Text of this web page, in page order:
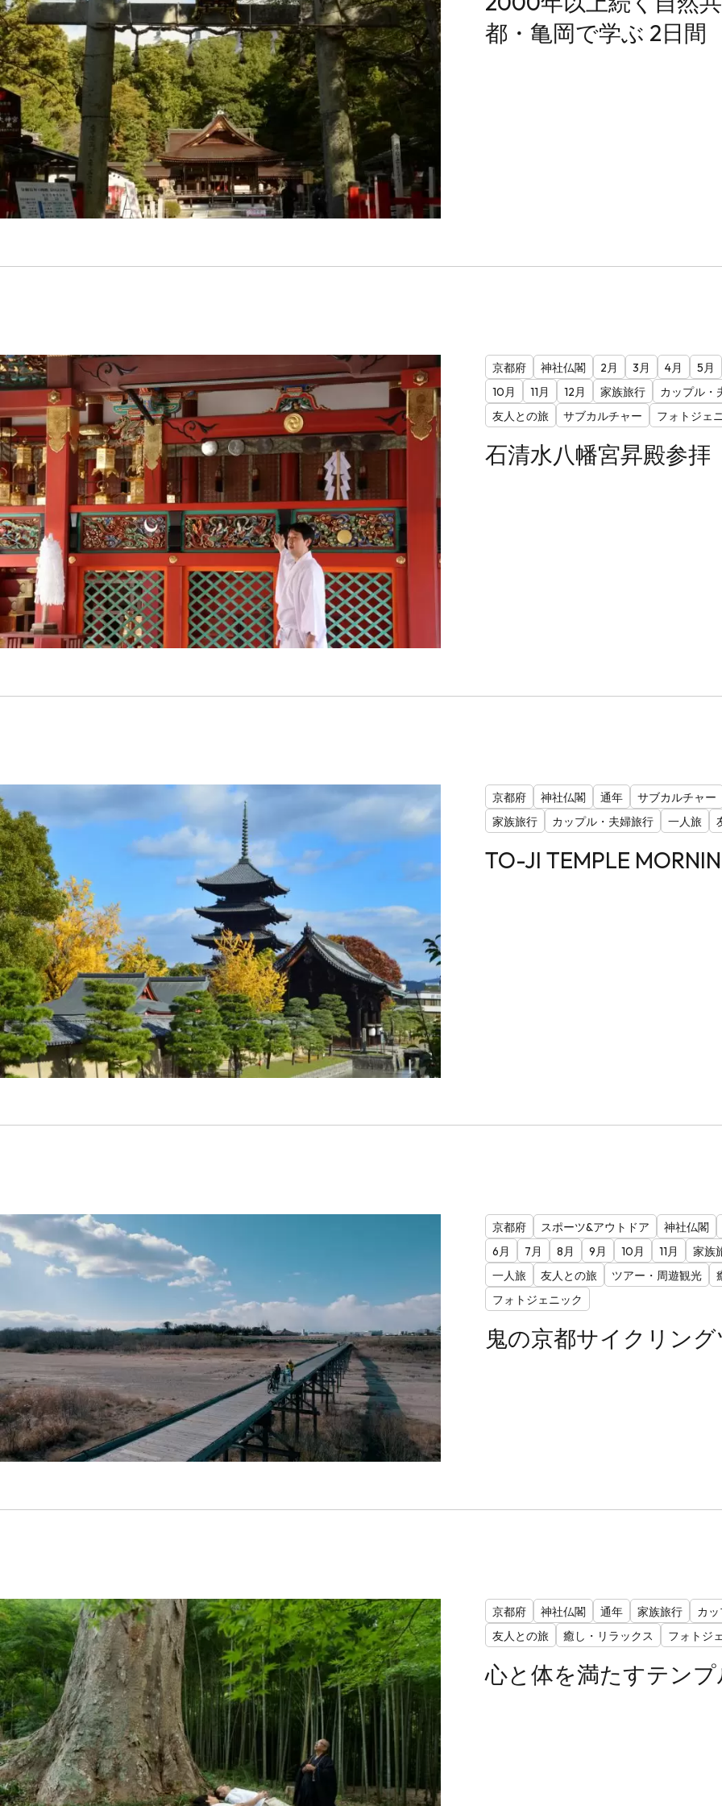
都・亀岡で学ぶ 2日間
京都府 神社仏閣 2月 3月 4月
5月
10月
11月 12月 家族旅行
カップル・
友人との旅
サブカルチャー フォトジェ
石清水八幡宮昇殿参拝
京都府 神社仏閣 通年
サブカルチャー
家族旅行
カップル・夫婦旅行 一人旅
TO-JI TEMPLE
京都府 スポーツ&アウトドア
神社仏閣
6月
7月 8月 9月 10月 11月
家族
一人旅
友人との旅 ツアー・周遊観光
フォトジェニック
鬼の京都サイクリン
京都府 神社仏閣 通年 家族旅行
カ
友人との旅
癒し・リラックス フォトジ
心と体を満たすテン